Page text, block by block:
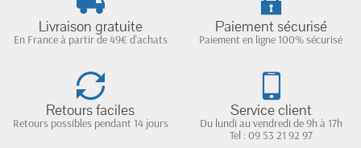
Livraison gratuite
En France à partir de 49€ d'achats
Paiement sécurisé
Paiement en ligne 100% sécurisé
Retours faciles
Retours possibles pendant 14 jours
Service client
Du lundi au vendredi de 9h à 17h
Tel : 09 53 21 92 97